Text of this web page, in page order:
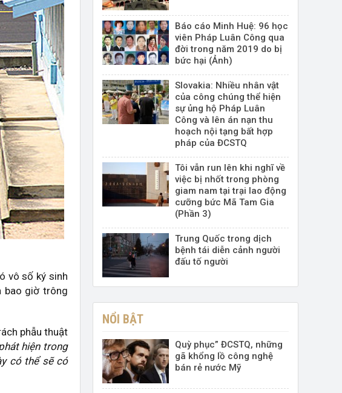
vô số ký sinh
bao giờ trông
phẫu thuật
hiện trong
có thể sẽ có
Báo cáo Minh Huệ: 96 học
viên Pháp Luân Công qua
đời trong năm 2019 do bị
bức hại (Ảnh)
Slovakia: Nhiều nhân vật
của công chúng thể hiện
sự ủng hộ Pháp Luân
Công và lên án nạn thu
hoạch nội tạng bất hợp
pháp của ĐCSTQ
Tôi vẫn run lên khi nghĩ về
việc bị nhốt trong phòng
giam nam tại trại lao động
cưỡng bức Mã Tam Gia
(Phần 3)
Trung Quốc trong dịch
bệnh tái diễn cảnh người
đấu tố người
NỔI BẬT
Quỳ phục” ĐCSTQ, những
gã khổng lồ công nghệ
bán rẻ nước Mỹ